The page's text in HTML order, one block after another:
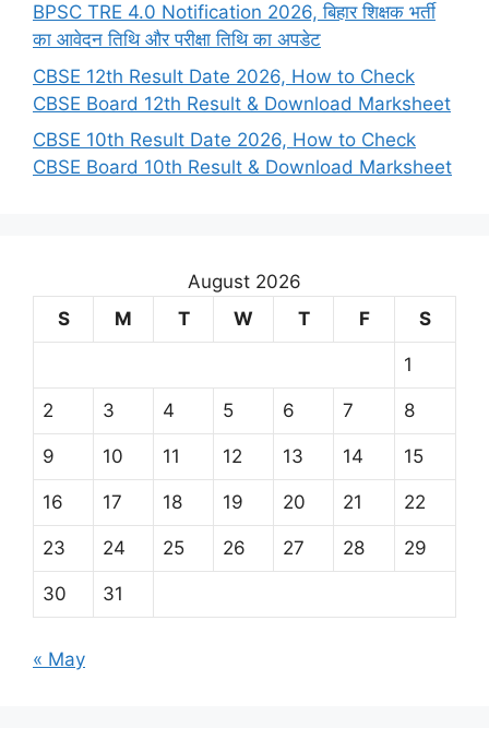
BPSC TRE 4.0 Notification 2026, बिहार शिक्षक भर्ती
का आवेदन तिथि और परीक्षा तिथि का अपडेट
CBSE 12th Result Date 2026, How to Check
CBSE Board 12th Result & Download Marksheet
CBSE 10th Result Date 2026, How to Check
CBSE Board 10th Result & Download Marksheet
August 2026
S
M T W T F S
1
2 3 4 5 6 7 8
9 10 11 12 13 14 15
16 17 18 19 20 21 22
23 24 25 26 27 28 29
30 31
« May